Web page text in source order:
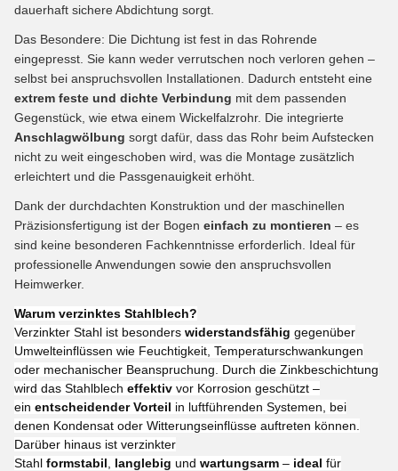
dauerhaft sichere Abdichtung sorgt.
Das Besondere: Die Dichtung ist fest in das Rohrende
eingepresst. Sie kann weder verrutschen noch verloren gehen –
selbst bei anspruchsvollen Installationen. Dadurch entsteht eine
extrem feste und dichte Verbindung mit dem passenden
Gegenstück, wie etwa einem Wickelfalzrohr. Die integrierte
Anschlagwölbung sorgt dafür, dass das Rohr beim Aufstecken
nicht zu weit eingeschoben wird, was die Montage zusätzlich
erleichtert und die Passgenauigkeit erhöht.
Dank der durchdachten Konstruktion und der maschinellen
Präzisionsfertigung ist der Bogen einfach zu montieren – es
sind keine besonderen Fachkenntnisse erforderlich. Ideal für
professionelle Anwendungen sowie den anspruchsvollen
Heimwerker.
Warum verzinktes Stahlblech?
Verzinkter Stahl ist besonders widerstandsfähig gegenüber
Umwelteinflüssen wie Feuchtigkeit, Temperaturschwankungen
oder mechanischer Beanspruchung. Durch die Zinkbeschichtung
wird das Stahlblech effektiv vor Korrosion geschützt –
ein entscheidender Vorteil in luftführenden Systemen, bei
denen Kondensat oder Witterungseinflüsse auftreten können.
Darüber hinaus ist verzinkter
Stahl formstabil langlebig und wartungsarm – ideal für